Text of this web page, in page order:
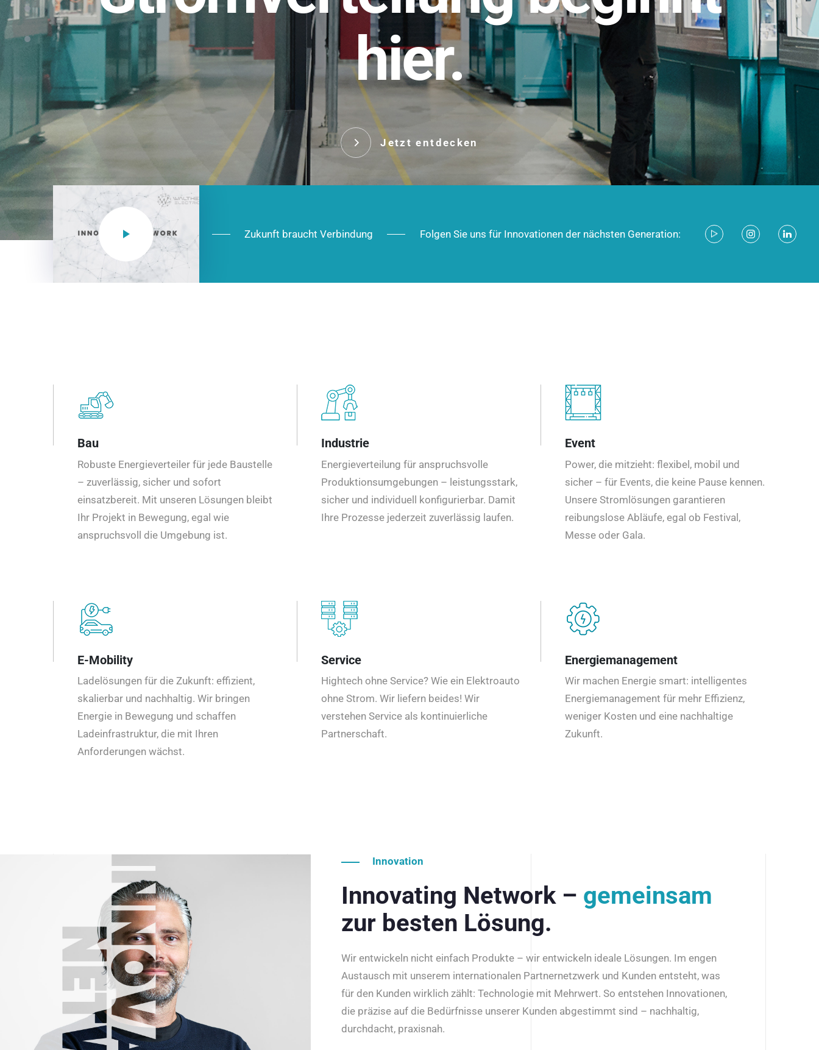
hier.
Jetzt entdecken
NEO CEE: Energieverteilung mit System. Robust im Alltag,
effizient in der Installation, zukunftsfähig im Ausbau.
Das innovative Stecksystem für industrielle Anwendungen –
robust, IP-geschützt und zukunftsfähig.
Jetzt entdecken
Zukunft braucht Verbindung Folgen Sie uns für Innovationen der nächsten Generation:
Bau
Robuste Energieverteiler für jede Baustelle
– zuverlässig, sicher und sofort
einsatzbereit. Mit unseren Lösungen bleibt
Ihr Projekt in Bewegung, egal wie
anspruchsvoll die Umgebung ist.
Industrie
Energieverteilung für anspruchsvolle
Produktionsumgebungen – leistungsstark,
sicher und individuell konfigurierbar. Damit
Ihre Prozesse jederzeit zuverlässig laufen.
Event
Power, die mitzieht: flexibel, mobil und
sicher – für Events, die keine Pause kennen.
Unsere Stromlösungen garantieren
reibungslose Abläufe, egal ob Festival,
Messe oder Gala.
E-Mobility
Ladelösungen für die Zukunft: effizient,
skalierbar und nachhaltig. Wir bringen
Energie in Bewegung und schaffen
Ladeinfrastruktur, die mit Ihren
Anforderungen wächst.
Service
Hightech ohne Service? Wie ein Elektroauto
ohne Strom. Wir liefern beides! Wir
verstehen Service als kontinuierliche
Partnerschaft.
Energiemanagement
Wir machen Energie smart: intelligentes
Energiemanagement für mehr Effizienz,
weniger Kosten und eine nachhaltige
Zukunft.
Innovation
Innovating Network – gemeinsam
zur besten Lösung.
Wir entwickeln nicht einfach Produkte – wir entwickeln ideale Lösungen. Im engen
Austausch mit unserem internationalen Partnernetzwerk und Kunden entsteht, was
für den Kunden wirklich zählt: Technologie mit Mehrwert. So entstehen Innovationen,
die präzise auf die Bedürfnisse unserer Kunden abgestimmt sind – nachhaltig,
durchdacht, praxisnah.